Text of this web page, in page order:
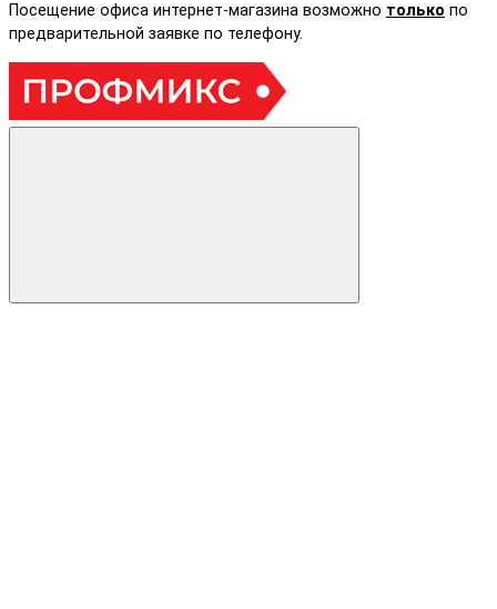
Посещение офиса интернет-магазина возможно только по
предварительной заявке по телефону.